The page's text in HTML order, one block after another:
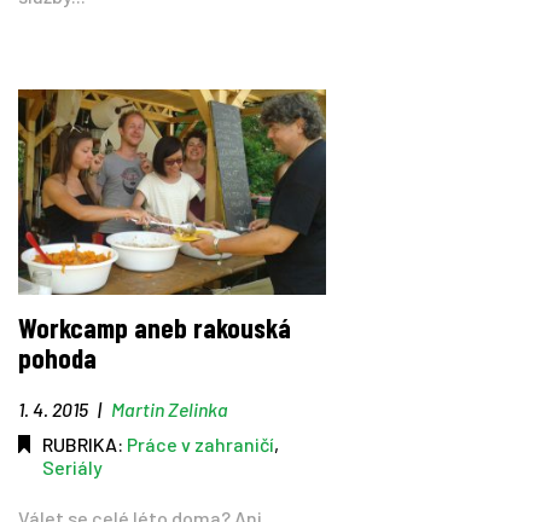
Workcamp aneb rakouská
pohoda
1. 4. 2015 | Martin Zelinka
RUBRIKA: Práce v zahraničí,
Seriály